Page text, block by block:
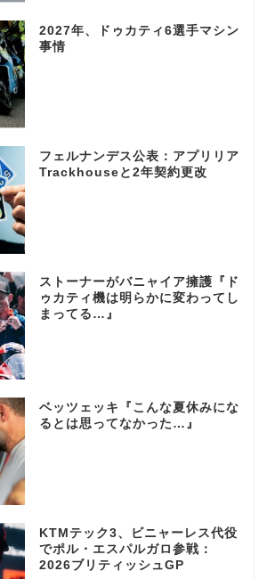
2027年、ドゥカティ6選手マシン
事情
フェルナンデス公表：アプリリア
Trackhouseと2年契約更改
ストーナーがバニャイア擁護『ド
ゥカティ機は明らかに変わってし
まってる…』
ベッツェッキ『こんな夏休みにな
るとは思ってなかった…』
KTMテック3、ビニャーレス代役
でポル・エスパルガロ参戦：
2026ブリティッシュGP